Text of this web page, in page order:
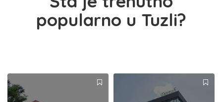
popularno u Tuzli?